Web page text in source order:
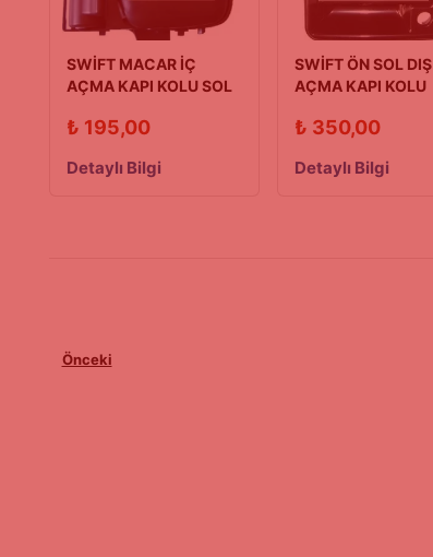
SWİFT MACAR İÇ
AÇMA KAPI KOLU SOL
₺ 195,00
Detaylı Bilgi
SWİFT ÖN SOL DIŞ
AÇMA KAPI KOLU
₺ 350,00
Detaylı Bilgi
Önceki